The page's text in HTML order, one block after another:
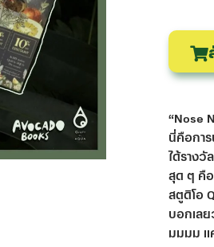
“Nose
นี่คือกา
ได้ราง
สุด ๆ คื
สตูดิโอ
บอกเล
มมมม แ